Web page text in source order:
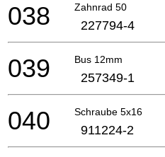
Zahnrad 50
038 227794-4
Bus 12mm
039 257349-1
Schraube 5x16
040 911224-2